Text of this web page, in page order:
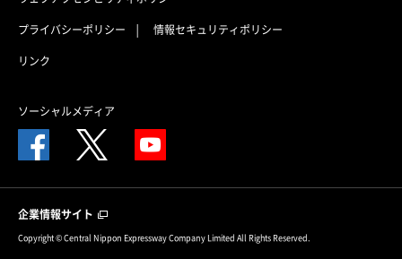
プライバシーポリシー
情報セキュリティポリシー
リンク
ソーシャルメディア
企業情報サイト
Copyright © Central Nippon Expressway Company Limited All Rights Reserved.